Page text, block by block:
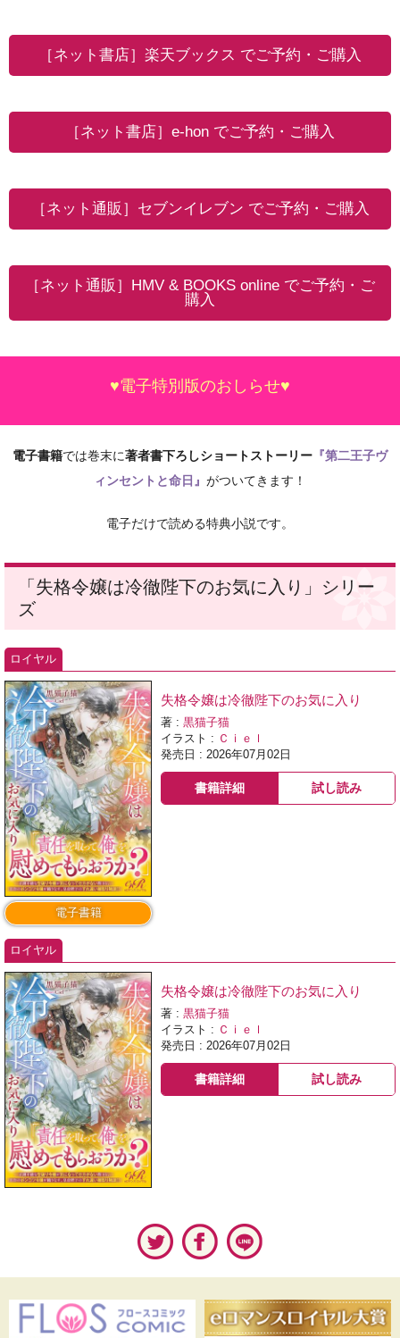
［ネット書店］楽天ブックス でご予約・ご購入
［ネット書店］e-hon でご予約・ご購入
［ネット通販］セブンイレブン でご予約・ご購入
［ネット通販］HMV & BOOKS online でご予約・ご
購入
♥電子特別版のおしらせ♥
電子書籍では巻末に著者書下ろしショートストーリー 『第二王子ヴ
ィンセントと命日 』 がついてきます！
電子だけで読める特典小説です。
「失格令嬢は冷徹陛下のお気に入り」シリー
ズ
ロイヤル
電子書籍
失格令嬢は冷徹陛下のお気に入り
著 :黒猫子猫
イラスト : Ｃｉｅｌ
発売日 : 2026年07月02日
書籍詳細 試し読み
ロイヤル
失格令嬢は冷徹陛下のお気に入り
著 :黒猫子猫
イラスト : Ｃｉｅｌ
発売日 : 2026年07月02日
書籍詳細 試し読み